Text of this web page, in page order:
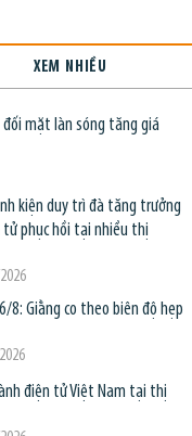
XEM NHIỀU
đối mặt làn sóng tăng giá
kiện duy trì đà tăng trưởng
phục hồi tại nhiều thị
Giằng co theo biên độ hẹp
điện tử Việt Nam tại thị